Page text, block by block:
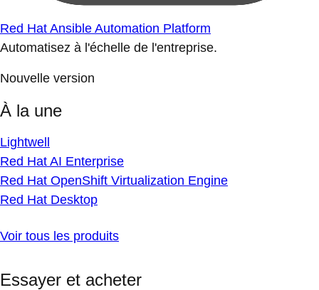
Red Hat Ansible Automation Platform
Automatisez à l'échelle de l'entreprise.
Nouvelle version
À la une
Lightwell
Red Hat AI Enterprise
Red Hat OpenShift Virtualization Engine
Red Hat Desktop
Voir tous les produits
Essayer et acheter